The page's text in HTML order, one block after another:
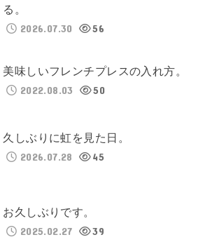
る。
2026.07.30
56
美味しいフレンチプレスの入れ方。
2022.08.03
50
久しぶりに虹を見た日。
2026.07.28
45
お久しぶりです。
2025.02.27
39